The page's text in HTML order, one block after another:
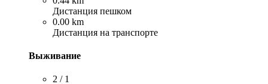
Дистанция пешком
0.00 km
Дистанция на транспорте
Выживание
2 / 1